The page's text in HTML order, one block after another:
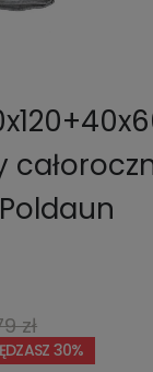
zł
30%